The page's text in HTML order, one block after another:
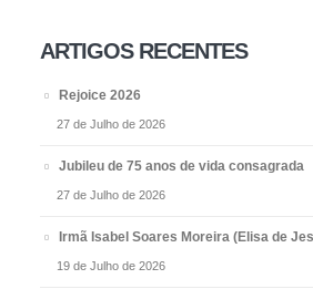
ARTIGOS RECENTES
Rejoice 2026
27 de Julho de 2026
Jubileu de 75 anos de vida consagrada
27 de Julho de 2026
Irmã Isabel Soares Moreira (Elisa de
19 de Julho de 2026